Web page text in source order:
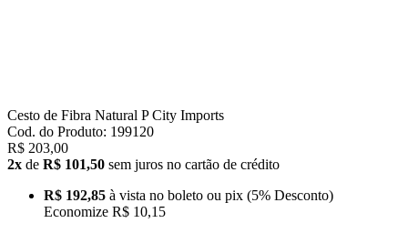
Cesto de Fibra Natural P City Imports
Cod. do Produto: 199120
R$ 203,00
2x de R$ 101,50 sem juros no cartão de crédito
R$ 192,85 à vista no boleto ou pix (5% Desconto)
Economize R$ 10,15